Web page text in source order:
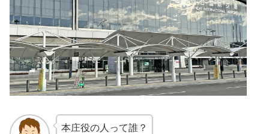
本庄役の人って誰？